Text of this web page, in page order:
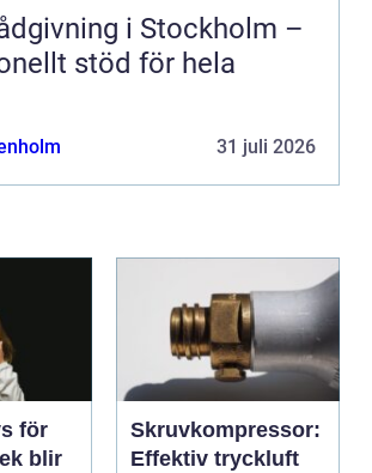
i Stockholm –
stöd för hela
31 juli 2026
för
blir
Skruvkompressor:
Effektiv tryckluft